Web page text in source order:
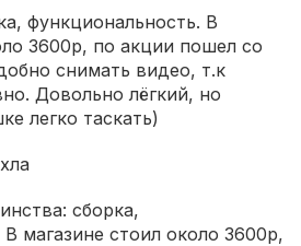
функциональность. В
3600р, по акции пошел со
снимать видео, т.к
Довольно лёгкий, но
легко таскать)
сборка,
магазине стоил около 3600р,